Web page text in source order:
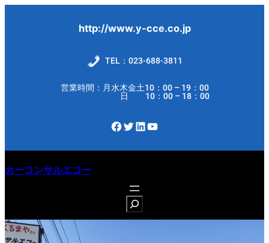
http://www.y-cce.co.jp
TEL：023-688-3811
営業時間：月水木金土10：00 – 19：00
日 10：00 – 18：00
Facebook Twitter LinkedIn YouTube
カーコンサルエコー
e
a